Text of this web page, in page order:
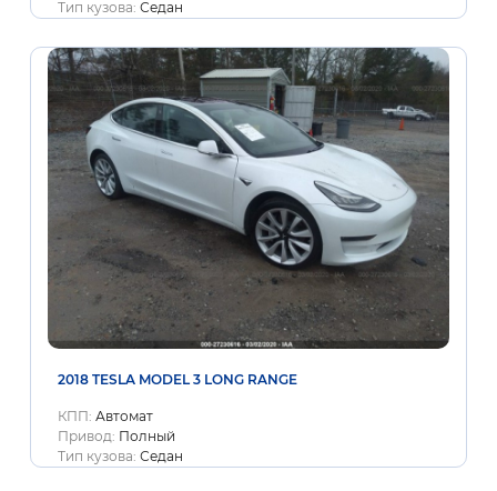
Тип кузова: Седан
2018 TESLA MODEL 3 LONG RANGE
КПП: Автомат
Привод: Полный
Тип кузова: Седан